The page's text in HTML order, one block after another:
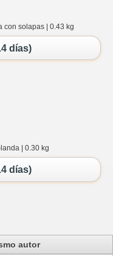
con solapas | 0.43 kg
días)
| 0.30 kg
días)
autor